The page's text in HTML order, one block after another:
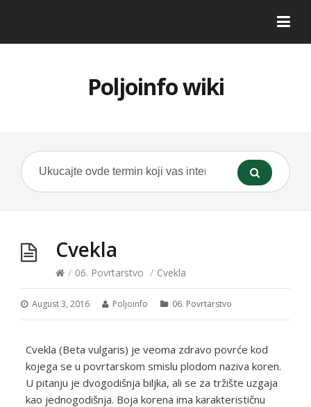
Poljoinfo wiki
Cvekla
/ 06. Povrtarstvo / Cvekla
August 3, 2016 Poljoinfo 06. Povrtarstvo
Cvekla (Beta vulgaris) je veoma zdravo povrće kod
kojega se u povrtarskom smislu plodom naziva koren.
U pitanju je dvogodišnja biljka, ali se za tržište uzgaja
kao jednogodišnja. Boja korena ima karakterističnu